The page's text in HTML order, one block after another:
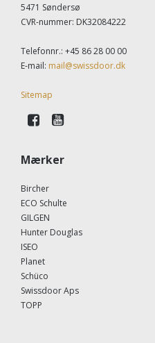
5471 Søndersø
CVR-nummer: DK32084222
Telefonnr.: +45 86 28 00 00
E-mail: mail@swissdoor.dk
Sitemap
Mærker
Bircher
ECO Schulte
GILGEN
Hunter Douglas
ISEO
Planet
Schüco
Swissdoor Aps
TOPP